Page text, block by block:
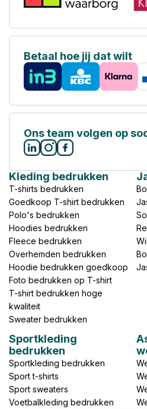
Betaal hoe jij dat wilt
Ons team volgen op
Kleding bedrukken
T-shirts bedrukken
Goedkoop T-shirt bedrukken
Polo's bedrukken
Hoodies bedrukken
Fleece bedrukken
Overhemden bedrukken
Hoodie bedrukken goedkoop
Foto bedrukken op T-shirt
T-shirt bedrukken hoge
kwaliteit
Sweater bedrukken
Sportkleding
bedrukken
Sportkleding bedrukken
Sport t-shirts
Sport sweaters
Voetbalkleding bedrukken